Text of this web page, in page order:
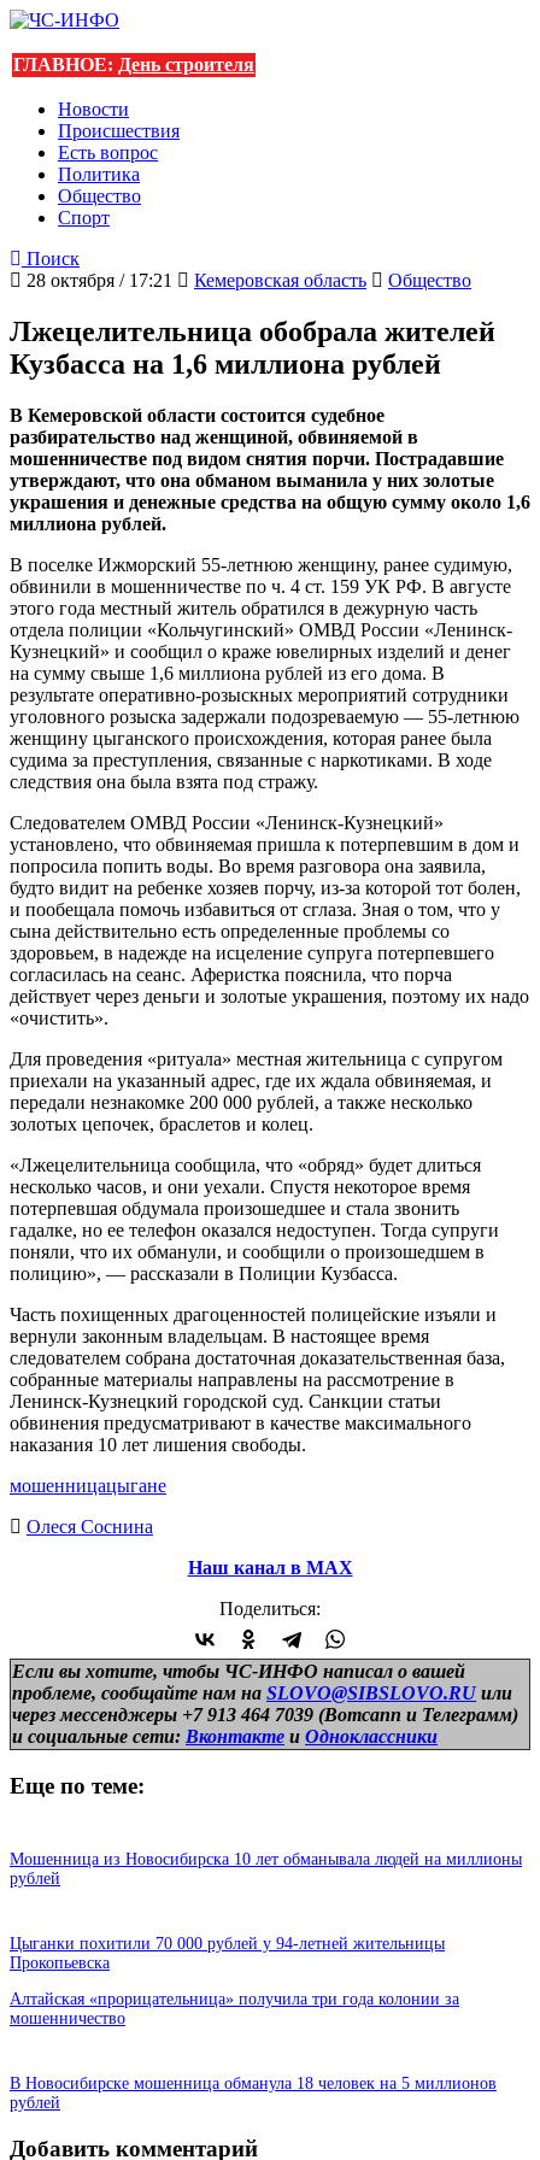
ГЛАВНОЕ: День строителя
Новости
Происшествия
Есть вопрос
Политика
Общество
Спорт
Поиск
28 октября / 17:21
Кемеровская область Общество
Лжецелительница обобрала жителей
Кузбасса на 1,6 миллиона рублей
В Кемеровской области состоится судебное
разбирательство над женщиной, обвиняемой в
мошенничестве под видом снятия порчи. Пострадавшие
утверждают, что она обманом выманила у них золотые
украшения и денежные средства на общую сумму около 1,6
миллиона рублей.
В поселке Ижморский 55-летнюю женщину, ранее судимую,
обвинили в мошенничестве по ч. 4 ст. 159 УК РФ. В августе
этого года местный житель обратился в дежурную часть
отдела полиции «Кольчугинский» ОМВД России «Ленинск-
Кузнецкий» и сообщил о краже ювелирных изделий и денег
на сумму свыше 1,6 миллиона рублей из его дома. В
результате оперативно-розыскных мероприятий сотрудники
уголовного розыска задержали подозреваемую — 55-летнюю
женщину цыганского происхождения, которая ранее была
судима за преступления, связанные с наркотиками. В ходе
следствия она была взята под стражу.
Следователем ОМВД России «Ленинск-Кузнецкий»
установлено, что обвиняемая пришла к потерпевшим в дом и
попросила попить воды. Во время разговора она заявила,
будто видит на ребенке хозяев порчу, из-за которой тот болен,
и пообещала помочь избавиться от сглаза. Зная о том, что у
сына действительно есть определенные проблемы со
здоровьем, в надежде на исцеление супруга потерпевшего
согласилась на сеанс. Аферистка пояснила, что порча
действует через деньги и золотые украшения, поэтому их надо
«очистить».
Для проведения «ритуала» местная жительница с супругом
приехали на указанный адрес, где их ждала обвиняемая, и
передали незнакомке 200 000 рублей, а также несколько
золотых цепочек, браслетов и колец.
«Лжецелительница сообщила, что «обряд» будет длиться
несколько часов, и они уехали. Спустя некоторое время
потерпевшая обдумала произошедшее и стала звонить
гадалке, но ее телефон оказался недоступен. Тогда супруги
поняли, что их обманули, и сообщили о произошедшем в
полицию», — рассказали в Полиции Кузбасса.
Часть похищенных драгоценностей полицейские изъяли и
вернули законным владельцам. В настоящее время
следователем собрана достаточная доказательственная база,
собранные материалы направлены на рассмотрение в
Ленинск-Кузнецкий городской суд. Санкции статьи
обвинения предусматривают в качестве максимального
наказания 10 лет лишения свободы.
мошенницацыгане
Олеся Соснина
Наш канал в МАХ
Поделиться:
Если вы хотите, чтобы ЧС-ИНФО написал о вашей
проблеме, сообщайте нам на SLOVO@SIBSLOVO.RU или
через мессенджеры +7 913 464 7039 (Вотсапп и Телеграмм)
и социальные сети: Вконтакте и Одноклассники
Еще по теме:
Мошенница из Новосибирска 10 лет обманывала людей на миллионы
рублей
Цыганки похитили 70 000 рублей у 94-летней жительницы
Прокопьевска
Алтайская «прорицательница» получила три года колонии за
мошенничество
В Новосибирске мошенница обманула 18 человек на 5 миллионов
рублей
Добавить комментарий